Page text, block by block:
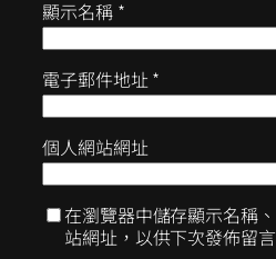
顯示名稱 *
電子郵件地址 *
個人網站網址
在瀏覽器中儲存顯示名稱
站網址，以供下次發佈留